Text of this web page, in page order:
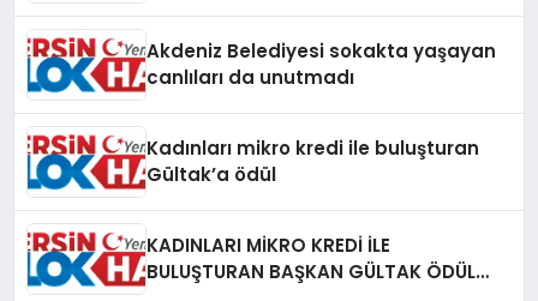
Akdeniz Belediyesi sokakta yaşayan
canlıları da unutmadı
Kadınları mikro kredi ile buluşturan
Gültak’a ödül
KADINLARI MİKRO KREDİ İLE
BULUŞTURAN BAŞKAN GÜLTAK ÖDÜL